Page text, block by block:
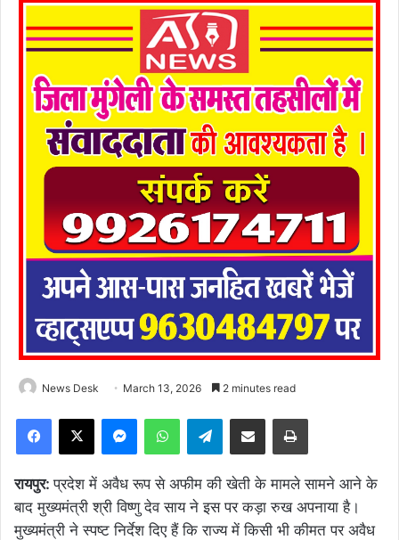
News Desk March 13, 2026 2 minutes read
Facebook
X MessengerWhatsAppTelegramShare via Email Print
रायपुर:प्रदेश में अवैध रूप से अफीम की खेती के मामले सामने आने के
बाद मुख्यमंत्री श्री विष्णु देव साय ने इस पर कड़ा रुख अपनाया है।
मुख्यमंत्री ने स्पष्ट निर्देश दिए हैं कि राज्य में किसी भी कीमत पर अवैध